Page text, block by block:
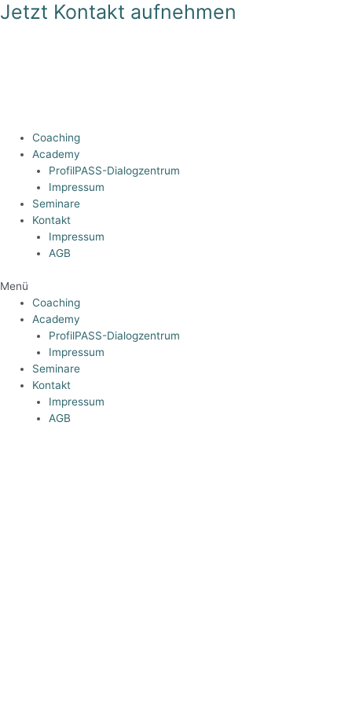
Zum
Inhalt
Jetzt Kontakt aufnehmen
Coaching
Academy
ProfilPASS-Dialogzentrum
Impressum
Seminare
Kontakt
Impressum
AGB
Menü
Coaching
Academy
ProfilPASS-Dialogzentrum
Impressum
Seminare
Kontakt
Impressum
AGB